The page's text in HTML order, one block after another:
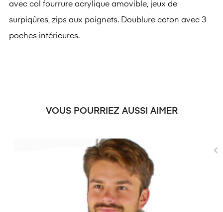
avec col fourrure acrylique amovible, jeux de
surpiqûres, zips aux poignets. Doublure coton avec 3
poches intérieures.
VOUS POURRIEZ AUSSI AIMER